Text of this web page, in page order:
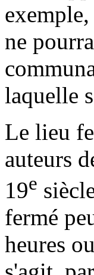
ne
laquelle
Le lieu
auteurs
19e
fermé
heures